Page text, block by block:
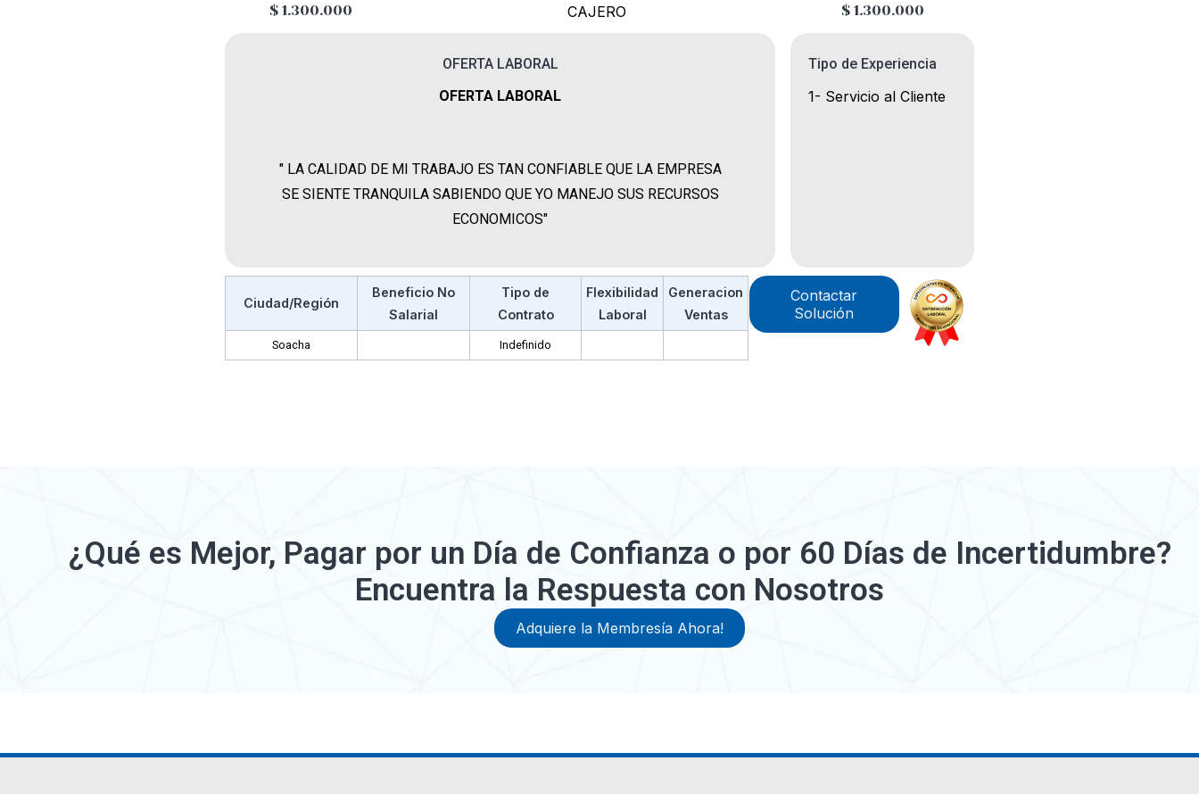
$ 1.300.000
CAJERO
$ 1.300.000
OFERTA LABORAL
OFERTA LABORAL
" LA CALIDAD DE MI TRABAJO ES TAN CONFIABLE QUE LA EMPRESA
SE SIENTE TRANQUILA SABIENDO QUE YO MANEJO SUS RECURSOS
ECONOMICOS"
Tipo de Experiencia
1- Servicio al Cliente
Ciudad/Región
Beneficio No
Salarial
Tipo de
Contrato
Flexibilidad
Laboral
Generacion
Ventas
Soacha Indefinido
Contactar
Solución
¿Qué es Mejor, Pagar por un Día de Confianza o por 60 Días de Incertidumbre?
Encuentra la Respuesta con Nosotros
Adquiere la Membresía Ahora!